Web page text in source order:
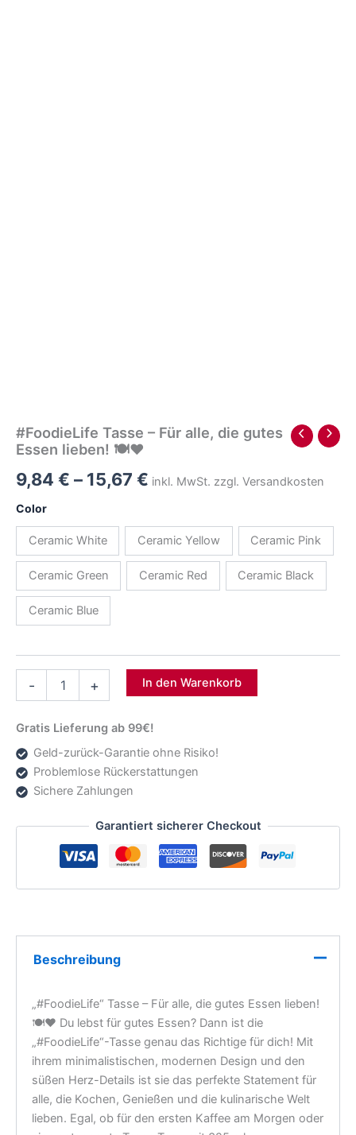
#FoodieLife Tasse – Für alle, die gutes
Essen lieben! 🍽️❤️
9,84 € – 15,67 € Preisspanne:
bis
15,67 €
inkl. MwSt. zzgl. Versandkosten
Color
Ceramic White Ceramic Yellow Ceramic Pink
Ceramic Green Ceramic Red Ceramic Black
Ceramic Blue
-
Für
die
gutes
Essen
+ In den Warenkorb
Gratis Lieferung ab 99€!
Geld-zurück-Garantie ohne Risiko!
Problemlose Rückerstattungen
Sichere Zahlungen
Garantiert sicherer Checkout
Beschreibung
„#FoodieLife“ Tasse – Für alle, die gutes Essen lieben!
🍽️❤️ Du lebst für gutes Essen? Dann ist die
„#FoodieLife“-Tasse genau das Richtige für dich! Mit
ihrem minimalistischen, modernen Design und den
süßen Herz-Details ist sie das perfekte Statement für
alle, die Kochen, Genießen und die kulinarische Welt
lieben. Egal, ob für den ersten Kaffee am Morgen oder